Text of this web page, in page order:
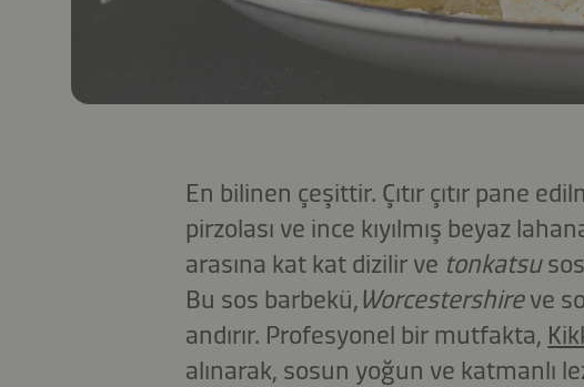
En bilinen çeşittir. Çıtır çıtır pane
pirzolası ve ince kıyılmış beyaz
arasına kat kat dizilir ve tonkatsu
Bu sos barbekü,Worcestershireve
andırır. Profesyonel bir mutfakta,
alınarak, sosun yoğun ve katmanlı